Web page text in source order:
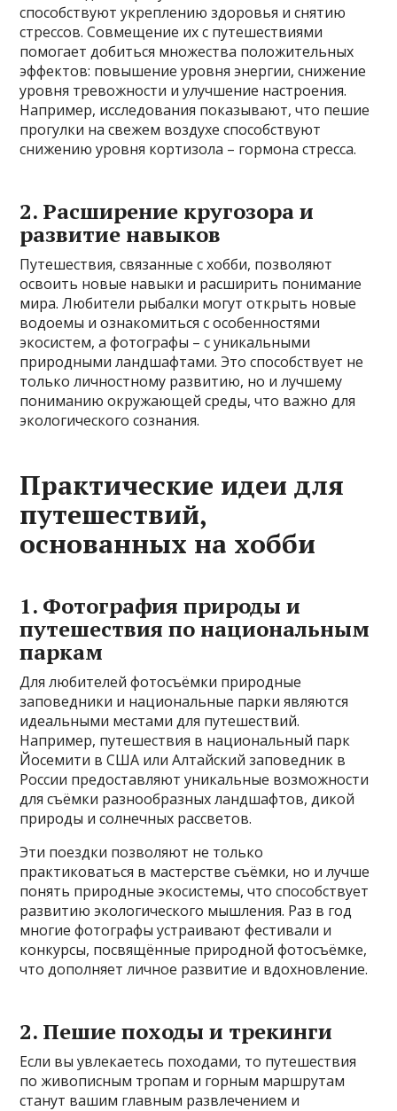
способствуют укреплению здоровья и снятию
стрессов. Совмещение их с путешествиями
помогает добиться множества положительных
эффектов: повышение уровня энергии, снижение
уровня тревожности и улучшение настроения.
Например, исследования показывают, что пешие
прогулки на свежем воздухе способствуют
снижению уровня кортизола – гормона стресса.
2. Расширение кругозора и
развитие навыков
Путешествия, связанные с хобби, позволяют
освоить новые навыки и расширить понимание
мира. Любители рыбалки могут открыть новые
водоемы и ознакомиться с особенностями
экосистем, а фотографы – с уникальными
природными ландшафтами. Это способствует не
только личностному развитию, но и лучшему
пониманию окружающей среды, что важно для
экологического сознания.
Практические идеи для
путешествий,
основанных на хобби
1. Фотография природы и
путешествия по национальным
паркам
Для любителей фотосъёмки природные
заповедники и национальные парки являются
идеальными местами для путешествий.
Например, путешествия в национальный парк
Йосемити в США или Алтайский заповедник в
России предоставляют уникальные возможности
для съёмки разнообразных ландшафтов, дикой
природы и солнечных рассветов.
Эти поездки позволяют не только
практиковаться в мастерстве съёмки, но и лучше
понять природные экосистемы, что способствует
развитию экологического мышления. Раз в год
многие фотографы устраивают фестивали и
конкурсы, посвящённые природной фотосъёмке,
что дополняет личное развитие и вдохновление.
2. Пешие походы и трекинги
Если вы увлекаетесь походами, то путешествия
по живописным тропам и горным маршрутам
станут вашим главным развлечением и